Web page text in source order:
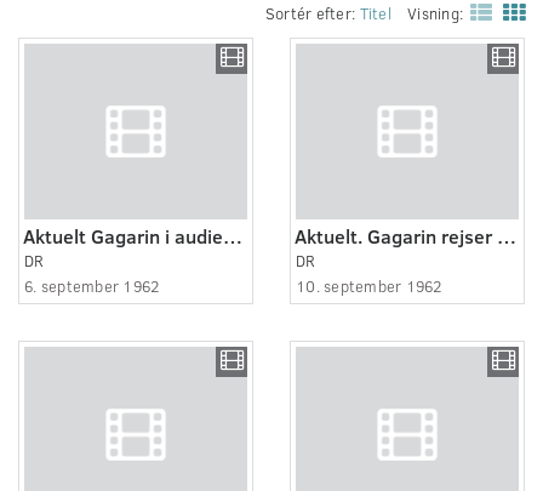
Sortér efter: Titel Visning:
Aktuelt Gagarin i audiens hos kongen og på besøg på B&W.
DR
6. september 1962
Aktuelt. Gagarin rejser til Odense.
DR
10. september 1962